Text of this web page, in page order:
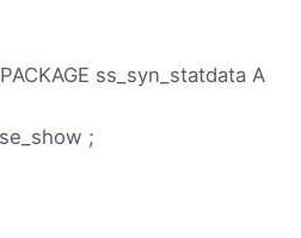
ss_syn_statdata A
;